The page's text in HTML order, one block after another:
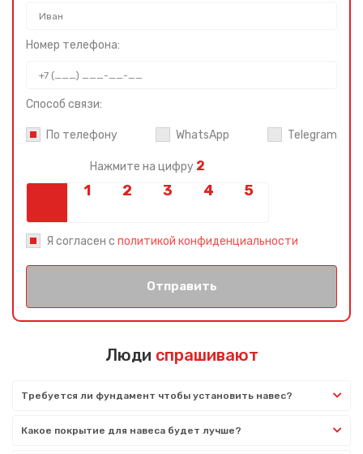
Номер телефона:
Способ связи:
По телефону WhatsApp Telegram
Нажмите на цифру 2
Я согласен с политикой конфиденциальности
Отправить
Люди спрашивают
Требуется ли фундамент чтобы установить навес?
Какое покрытие для навеса будет лучше?